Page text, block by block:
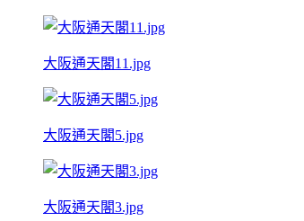
大阪通天閣11.jpg
大阪通天閣5.jpg
大阪通天閣3.jpg